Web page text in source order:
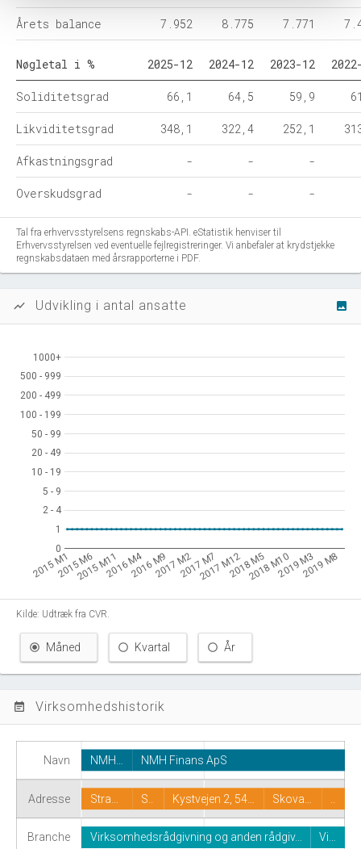
Årets balance 7.952 8.775 7.771
Nøgletal i % 2025-12 2024-12 2023-12
Soliditetsgrad 66,1 64,5 59,9
Likviditetsgrad 348,1 322,4 252,1
Afkastningsgrad - - -
Overskudsgrad - - -
Tal fra erhvervsstyrelsens regnskabs-API. eStatistik henviser til
Erhvervsstyrelsen ved eventuelle fejlregistreringer. Vi anbefaler at krydstjekke
regnskabsdataen med årsrapporterne i PDF.
show_chart Udvikling i antal ansatte image
2015 M12015 M62015 M112016 M42016 M92017 M22017 M72017 M122018 M52018 M102019 M32019 M8
0
0
11
2 - 4
2 - 4
5 - 9
5 - 9
10 - 19
10 - 19
20 - 49
20 - 49
50 - 99
50 - 99
100 - 199
100 - 199
200 - 499
200 - 499
500 - 999
500 - 999
1000+
1000+
Kilde: Udtræk fra CVR.
Måned Kvartal År
event_note Virksomhedshistorik
Navn
Adresse
Branche
NMH… NMH Finans ApS
Stra… S.. Kystvejen 2, 54… Skova…
Virksomhedsrådgivning og anden rådgiv… Vi…